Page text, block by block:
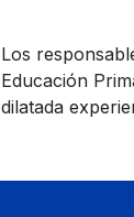
Los
Educación
dilatada